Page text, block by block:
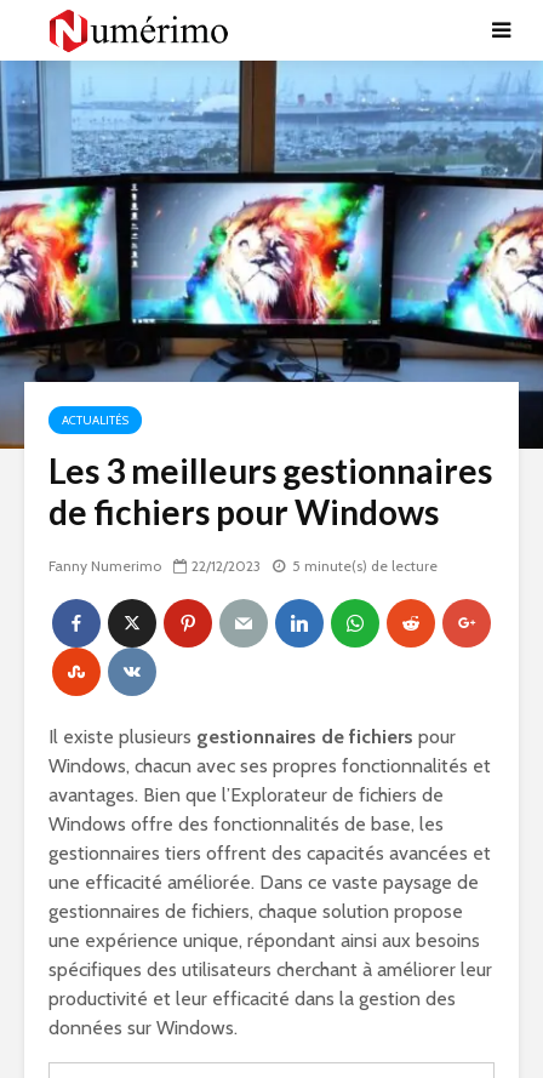
ACTUALITÉS
Les 3 meilleurs gestionnaires
de fichiers pour Windows
Fanny Numerimo 22/12/2023 5 minute(s) de lecture
Il existe plusieurs gestionnaires de fichiers pour
Windows, chacun avec ses propres fonctionnalités et
avantages. Bien que l’Explorateur de fichiers de
Windows offre des fonctionnalités de base, les
gestionnaires tiers offrent des capacités avancées et
une efficacité améliorée. Dans ce vaste paysage de
gestionnaires de fichiers, chaque solution propose
une expérience unique, répondant ainsi aux besoins
spécifiques des utilisateurs cherchant à améliorer leur
productivité et leur efficacité dans la gestion des
données sur Windows.